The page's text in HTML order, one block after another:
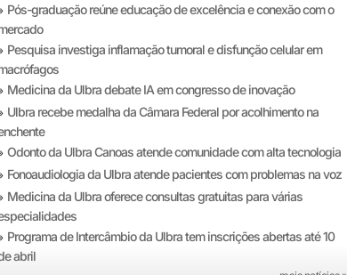
Pós-graduação reúne educação de excelência e conexão com o
Pesquisa investiga inflamação tumoral e disfunção celular em
Medicina da Ulbra debate IA em congresso de inovação
Ulbra recebe medalha da Câmara Federal por acolhimento na
Odonto da Ulbra Canoas atende comunidade com alta tecnologia
Fonoaudiologia da Ulbra atende pacientes com problemas na voz
Medicina da Ulbra oferece consultas gratuitas para várias
Programa de Intercâmbio da Ulbra tem inscrições abertas até 10
abril